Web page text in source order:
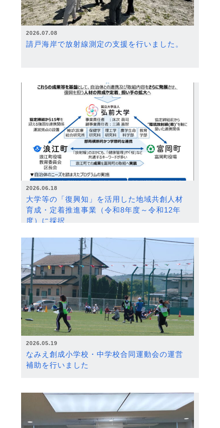
2026.07.08
請戸海岸で放射線測定の支援を行いました。
2026.06.18
大学等の「復興知」を活用した地域共創人材
育成・定着推進事業（令和8年度～令和12年
度）に採択
2026.05.19
なみえ創成小学校・中学校合同運動会の運営
補助を行いました